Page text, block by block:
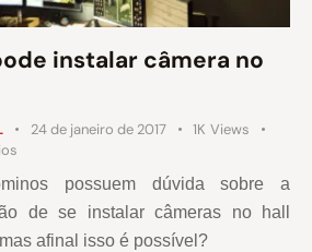
instalar câmera no
24 de janeiro de 2017 1K Views
possuem dúvida sobre a
de se instalar câmeras no hall
afinal isso é possível?